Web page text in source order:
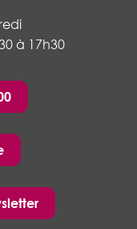
à 17h30